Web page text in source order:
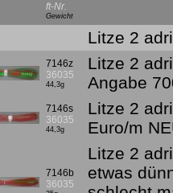
ft-Nr.
Gewicht
Litze 2
7146z
36035
44,3g
Litze 2
Angabe
7146s
36035
44,3g
Litze 2
Euro/m
7146b
36035
Litze 2
etwas